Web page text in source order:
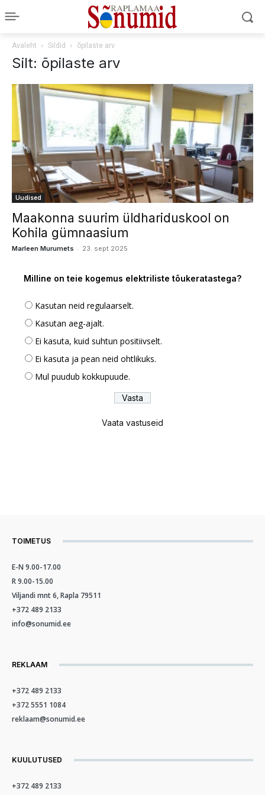
Avaleht Sildid õpilaste arv
Silt: õpilaste arv
Uudised
Maakonna suurim üldhariduskool on
Kohila gümnaasium
Marleen Murumets - 23. sept 2025
Milline on teie kogemus elektriliste tõukeratastega?
Kasutan neid regulaarselt.
Kasutan aeg-ajalt.
Ei kasuta, kuid suhtun positiivselt.
Ei kasuta ja pean neid ohtlikuks.
Mul puudub kokkupuude.
Vaata vastuseid
TOIMETUS
E-N 9.00-17.00
R 9.00-15.00
Viljandi mnt 6, Rapla 79511
+372 489 2133
info@sonumid.ee
REKLAAM
+372 489 2133
+372 5551 1084
reklaam@sonumid.ee
KUULUTUSED
+372 489 2133